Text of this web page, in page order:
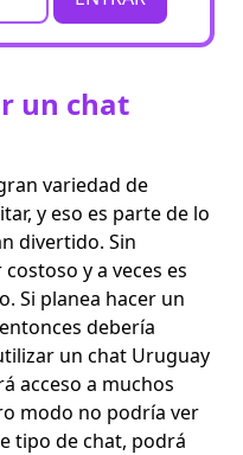
un chat
variedad de
y eso es parte de lo
divertido. Sin
y a veces es
Si planea hacer un
debería
un chat Uruguay
acceso a muchos
modo no podría ver
tipo de chat, podrá